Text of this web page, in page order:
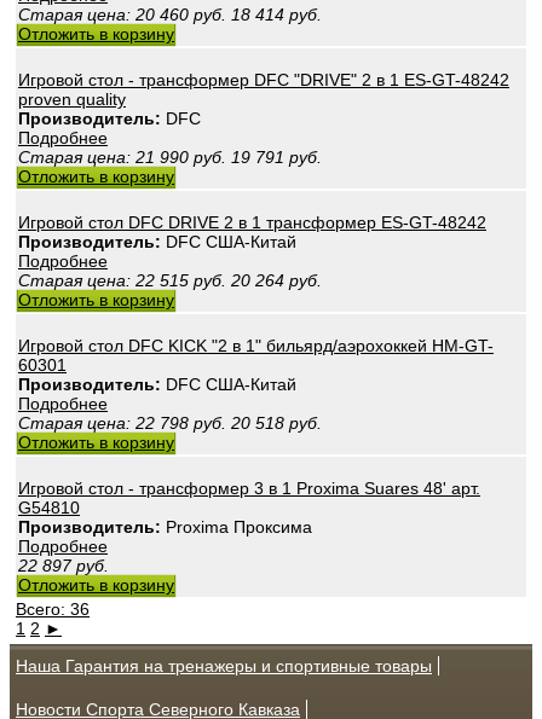
Старая цена: 20 460 руб. 18 414 руб.
Отложить в корзину
Игровой стол - трансформер DFC "DRIVE" 2 в 1 ES-GT-48242
proven quality
Производитель: DFC
Подробнее
Старая цена: 21 990 руб. 19 791 руб.
Отложить в корзину
Игровой стол DFC DRIVE 2 в 1 трансформер ES-GT-48242
Производитель: DFС США-Китай
Подробнее
Старая цена: 22 515 руб. 20 264 руб.
Отложить в корзину
Игровой стол DFC KICK "2 в 1" бильярд/аэрохоккей HM-GT-
60301
Производитель: DFС США-Китай
Подробнее
Старая цена: 22 798 руб. 20 518 руб.
Отложить в корзину
Игровой стол - трансформер 3 в 1 Proxima Suares 48' арт.
G54810
Производитель: Proxima Проксима
Подробнее
22 897 руб.
Отложить в корзину
Всего: 36
1 2 ►
Наша Гарантия на тренажеры и спортивные товары
Новости Спорта Северного Кавказа